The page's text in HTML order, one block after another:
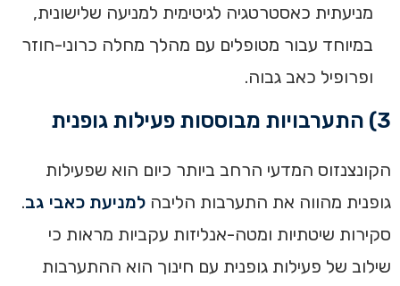
מניעתית כאסטרטגיה לגיטימית למניעה שלישונית,
במיוחד עבור מטופלים עם מהלך מחלה כרוני-חוזר
ופרופיל כאב גבוה.
3) התערבויות מבוססות פעילות גופנית
הקונצנזוס המדעי הרחב ביותר כיום הוא שפעילות
גופנית מהווה את התערבות הליבה למניעת כאבי גב.
סקירות שיטתיות ומטה-אנליזות עקביות מראות כי
שילוב של פעילות גופנית עם חינוך הוא ההתערבות